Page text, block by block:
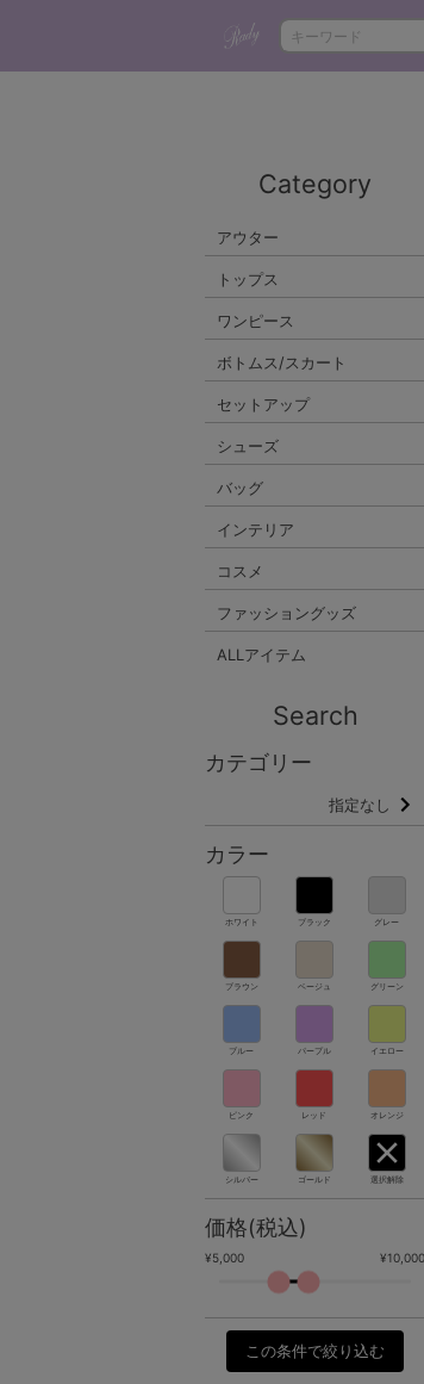
Category
アウター
トップス
ワンピース
ボトムス/スカート
セットアップ
シューズ
バッグ
インテリア
コスメ
ファッショングッズ
ALLアイテム
Search
カテゴリー
指定なし
カラー
ホワイト ブラック グレー
ブラウン ベージュ グリーン
ブルー パープル イエロー
ピンク レッド オレンジ
シルバー ゴールド 選択解除
価格(税込)
¥5,000 ¥10,000
この条件で絞り込む